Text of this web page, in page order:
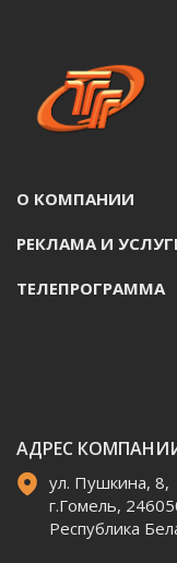
О КОМПАНИИ
РЕКЛАМА И
ТЕЛЕПРОГРАММА
АДРЕС
ул. Пушкина, 8,
г.Гомель,
Республика